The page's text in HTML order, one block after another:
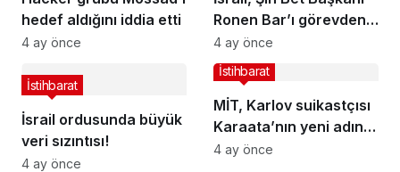
hedef aldığını iddia etti
4 ay önce
Ronen Bar’ı görevden
almaktan vazgeçti
4 ay önce
İsrail ordusunda büyük
veri sızıntısı!
İstihbarat
4 ay önce
MİT, Karlov suikastçısı
Karaata’nın yeni adını
deşifre etti
İstihbarat
4 ay önce